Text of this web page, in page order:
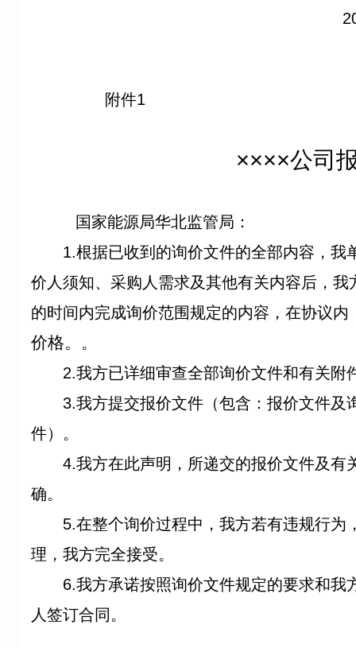
附件1
××××公司
国家能源局华北监管局：
1.根据已收到的询价文件的全部内容，我
价人须知、采购人需求及其他有关内容后，
的时间内完成询价范围规定的内容，在协议内
价格。
。
2.我方已详细审查全部询价文件和有关附
3.我方提交报价文件（包含：报价文件及
件）。
4.我方在此声明，所递交的报价文件及有
确。
5.在整个询价过程中，我方若有违规行为
理，我方完全接受。
6.我方承诺按照询价文件规定的要求和我
人签订合同。